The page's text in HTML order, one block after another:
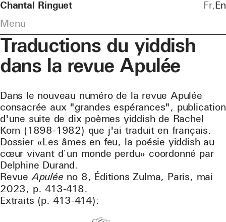
Chantal Ringuet
Menu
Fr En
Traductions du yiddish
dans la revue Apulée
Dans le nouveau numéro de la revue Apulée
consacrée aux "grandes espérances", publication
d'une suite de dix poèmes yiddish de Rachel
Korn (1898-1982) que j'ai traduit en français.
Dossier «Les âmes en feu, la poésie yiddish au
cœur vivant d’un monde perdu» coordonné par
Delphine Durand.
RevueApulée no 8, Éditions Zulma, Paris, mai
2023, p. 413-418.
Extraits (p. 413-414):